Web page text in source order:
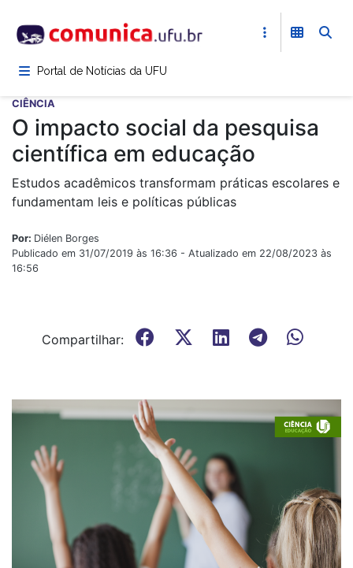
para
conteúdoPortal de Notícias da UFU
CIÊNCIA
O impacto social da pesquisa
científica em educação
Estudos acadêmicos transformam práticas escolares e
fundamentam leis e políticas públicas
Por: Diélen Borges
Publicado em 31/07/2019 às 16:36 - Atualizado em 22/08/2023 às
16:56
Compartilhar: